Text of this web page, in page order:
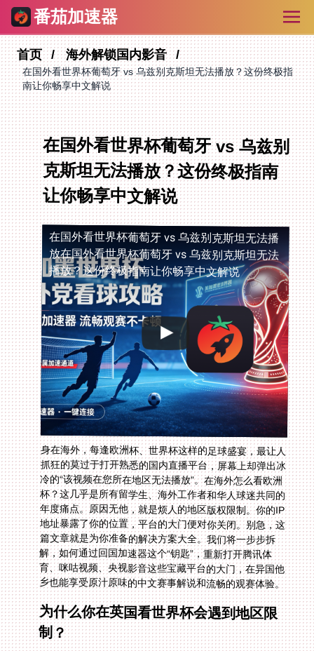
番茄加速器
首页 海外解锁国内影音
在国外看世界杯葡萄牙 vs 乌兹别克斯坦无法播放？这份终极指
南让你畅享中文解说
在国外看世界杯葡萄牙 vs 乌兹别
克斯坦无法播放？这份终极指南
让你畅享中文解说
在国外看世界杯葡萄牙 vs 乌兹别克斯坦无法播
放在国外看世界杯葡萄牙 vs 乌兹别克斯坦无法
播放？这份终极指南让你畅享中文解说
身在海外，每逢欧洲杯、世界杯这样的足球盛宴，最让人
抓狂的莫过于打开熟悉的国内直播平台，屏幕上却弹出冰
冷的“该视频在您所在地区无法播放”。在海外怎么看欧洲
杯？这几乎是所有留学生、海外工作者和华人球迷共同的
年度痛点。原因无他，就是烦人的地区版权限制。你的IP
地址暴露了你的位置，平台的大门便对你关闭。别急，这
篇文章就是为你准备的解决方案大全。我们将一步步拆
解，如何通过回国加速器这个“钥匙”，重新打开腾讯体
育、咪咕视频、央视影音这些宝藏平台的大门，在异国他
乡也能享受原汁原味的中文赛事解说和流畅的观赛体验。
为什么你在英国看世界杯会遇到地区限
制？